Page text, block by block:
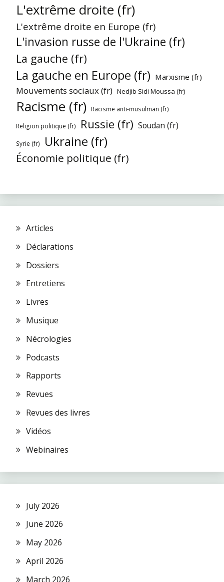
L'extrême droite (fr)
L'extrême droite en Europe (fr)
L'invasion russe de l'Ukraine (fr)
La gauche (fr)
La gauche en Europe (fr) Marxisme (fr)
Mouvements sociaux (fr) Nedjib Sidi Moussa (fr)
Racisme (fr) Racisme anti-musulman (fr)
Religion politique (fr) Russie (fr) Soudan (fr)
Syrie (fr) Ukraine (fr)
Économie politique (fr)
Articles
Déclarations
Dossiers
Entretiens
Livres
Musique
Nécrologies
Podcasts
Rapports
Revues
Revues des livres
Vidéos
Webinaires
July 2026
June 2026
May 2026
April 2026
March 2026